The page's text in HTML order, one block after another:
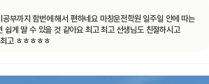
부까지 함번에 해서 편하네요 마창운전학원 일주일 안에 따는
쉽게 딸 수 있을 것 같아요 최고 최고 선생님도 친절하시고
고 ㅎㅎㅎㅎㅎ